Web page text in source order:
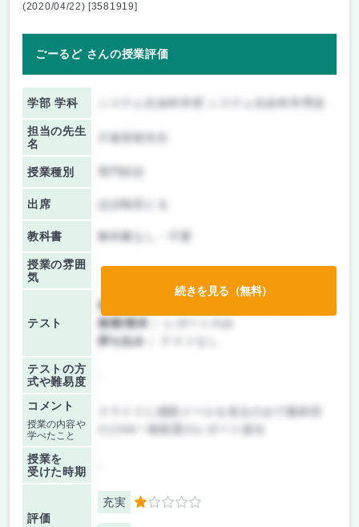
(2020/04/22) [3581919]
ごーるど さんの授業評価
学部 学科 システム生命科学府 システム生命科学専攻
担当の先生
名
片倉喜範先生
授業種別
出席 ほぼ毎回とる
教科書 教科書なし・不要
授業の雰囲
気
テスト
前期/中間：
後期/期末：
持ち込み：
テストの方
式や難易度
コメント
授業の内容や
学べたこと
スライドに感想メールを送るのみで最終回
だけA4一枚程度のレポート提出
授業を
受けた時期
評価
充実 1
続きを見る（無料）